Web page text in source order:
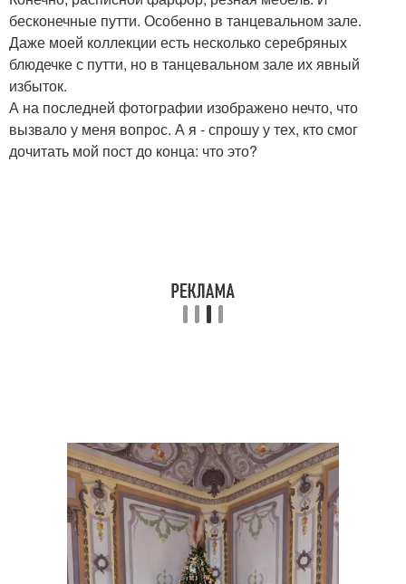
бесконечные путти. Особенно в танцевальном зале.
Даже моей коллекции есть несколько серебряных
блюдечке с путти, но в танцевальном зале их явный
избыток.
А на последней фотографии изображено нечто, что
вызвало у меня вопрос. А я - спрошу у тех, кто смог
дочитать мой пост до конца: что это?